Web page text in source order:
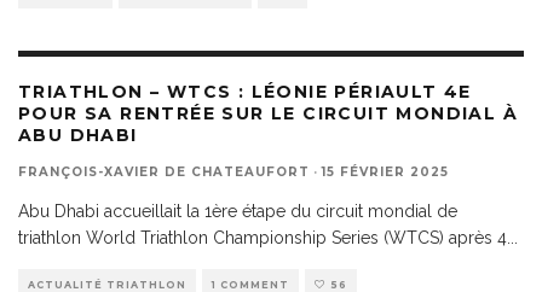
TRIATHLON – WTCS : LÉONIE PÉRIAULT 4E
POUR SA RENTRÉE SUR LE CIRCUIT MONDIAL À
ABU DHABI
FRANÇOIS-XAVIER DE CHATEAUFORT · 15 FÉVRIER 2025
Abu Dhabi accueillait la 1ère étape du circuit mondial de
triathlon World Triathlon Championship Series (WTCS) après 4
ACTUALITÉ TRIATHLON 1 COMMENT 56